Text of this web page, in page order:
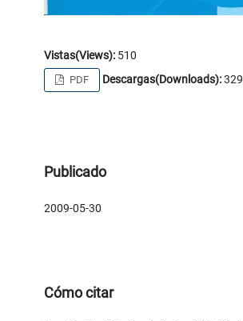
Vistas(Views): 510
PDF Descargas(Downloads):329
Publicado
2009-05-30
Cómo citar